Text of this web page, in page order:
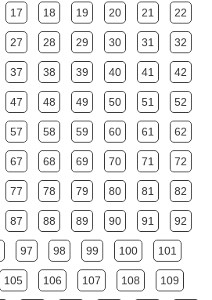
17 18 19 20 21 22
27 28 29 30 31 32
37 38 39 40 41 42
47 48 49 50 51 52
57 58 59 60 61 62
67 68 69 70 71 72
77 78 79 80 81 82
87 88 89 90 91 92
97 98 99 100 101
105 106 107 108 109